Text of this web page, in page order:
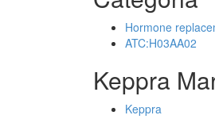
Hormone
ATC:H03AA02
Keppra
Keppra